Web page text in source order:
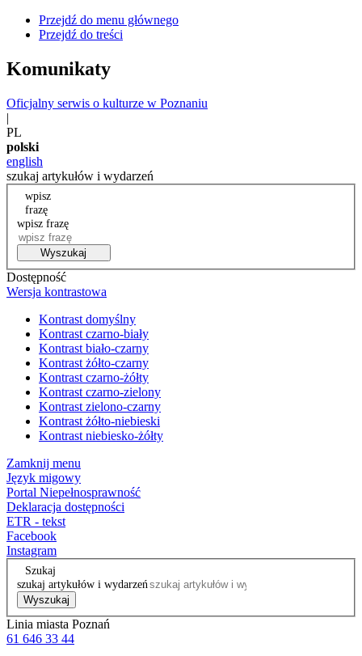
Przejdź do menu głównego
Przejdź do treści
Komunikaty
Oficjalny serwis o kulturze w Poznaniu
|
PL
polski
english
szukaj artykułów i wydarzeń
wpisz
frazę
wpisz frazę
Wyszukaj
Dostępność
Wersja kontrastowa
Kontrast domyślny
Kontrast czarno-biały
Kontrast biało-czarny
Kontrast żółto-czarny
Kontrast czarno-żółty
Kontrast czarno-zielony
Kontrast zielono-czarny
Kontrast żółto-niebieski
Kontrast niebiesko-żółty
Zamknij menu
Język migowy
Portal Niepełnosprawność
Deklaracja dostępności
ETR - tekst
Facebook
Instagram
Szukaj
szukaj artykułów i wydarzeń
Wyszukaj
Linia miasta Poznań
61 646 33 44